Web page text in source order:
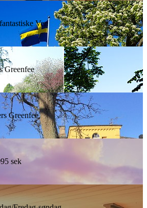
Ven
Greenfee
Greenfee
sek